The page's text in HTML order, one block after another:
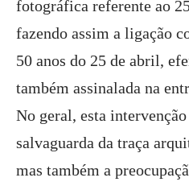
fotográfica referente ao
fazendo assim a ligação
50 anos do 25 de abril,
também assinalada na
No geral, esta
salvaguarda da traça
mas também a